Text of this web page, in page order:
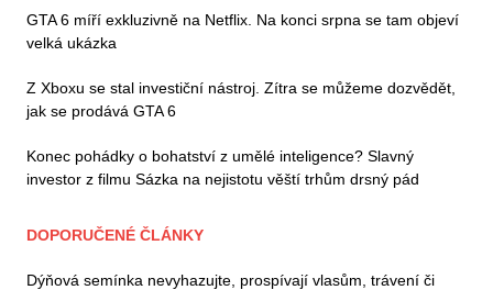
GTA 6 míří exkluzivně na Netflix. Na konci srpna se tam objeví
velká ukázka
Z Xboxu se stal investiční nástroj. Zítra se můžeme dozvědět,
jak se prodává GTA 6
Konec pohádky o bohatství z umělé inteligence? Slavný
investor z filmu Sázka na nejistotu věští trhům drsný pád
DOPORUČENÉ ČLÁNKY
Dýňová semínka nevyhazujte, prospívají vlasům, trávení či